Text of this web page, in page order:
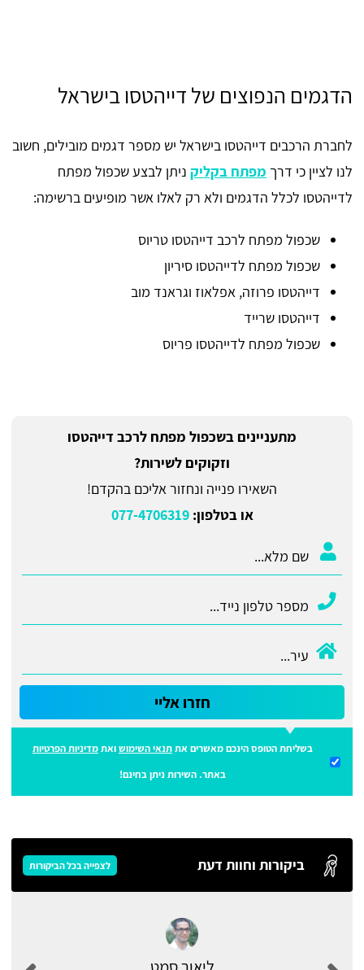
הדגמים הנפוצים של דייהטסו בישראל
לחברת הרכבים דייהטסו בישראל יש מספר דגמים מובילים, חשוב
לנו לציין כי דרך מפתח בקליק ניתן לבצע שכפול מפתח
לדייהטסו לכלל הדגמים ולא רק לאלו אשר מופיעים ברשימה:
שכפול מפתח לרכב דייהטסו טריוס
שכפול מפתח לדייהטסו סיריון
דייהטסו פרוזה, אפלאוז וגראנד מוב
דייהטסו שרייד
שכפול מפתח לדייהטסו פריוס
מתעניינים בשכפול מפתח לרכב דייהטסו
וזקוקים לשירות?
השאירו פנייה ונחזור אליכם בהקדם!
או בטלפון:077-4706319
חזרו אליי
בשליחת הטופס הינכם מאשרים אתתנאי השימושואתמדיניות הפרטיות
באתר. השירות ניתן בחינם!
ביקורות וחוות דעת לצפייה בכל הביקורות